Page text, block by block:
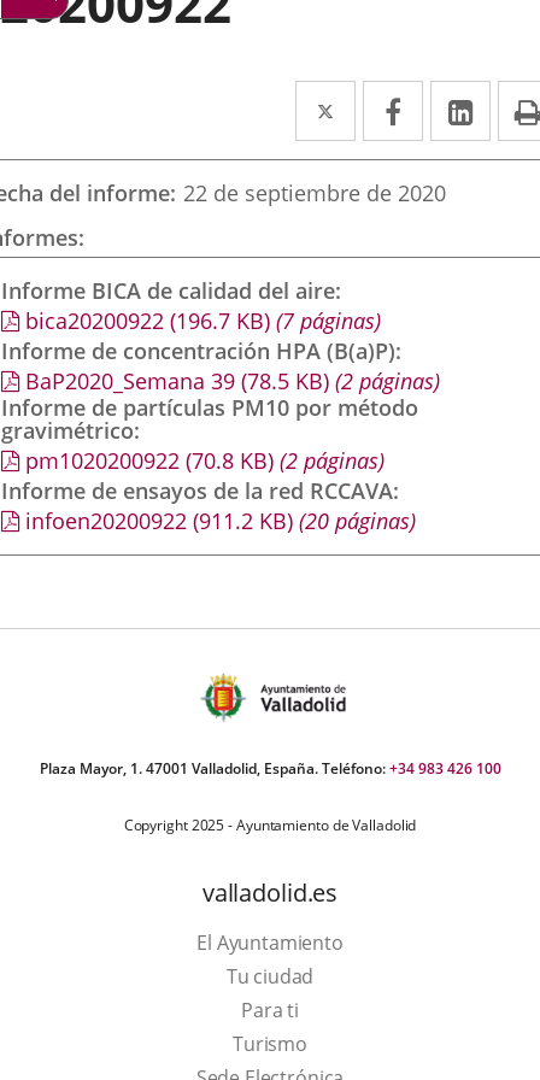
Twitter
Enlace
a
una
externa.
Facebook
Enlace
a
una
externa.
a
del informe 22 de septiembre de 2020
Informe BICA de calidad del aire
bica20200922 (196.7 KB) (7 páginas)
Informe de concentración HPA (B(a)P)
BaP2020_Semana 39 (78.5 KB) (2 páginas)
Informe de partículas PM10 por método
gravimétrico
pm1020200922 (70.8 KB) (2 páginas)
Informe de ensayos de la red RCCAVA
infoen20200922 (911.2 KB) (20 páginas)
Plaza Mayor, 1. 47001 Valladolid, España. Teléfono:+34 983 426 100
Copyright 2025 - Ayuntamiento de Valladolid
valladolid.es
El Ayuntamiento
Tu ciudad
Para ti
TurismoThis